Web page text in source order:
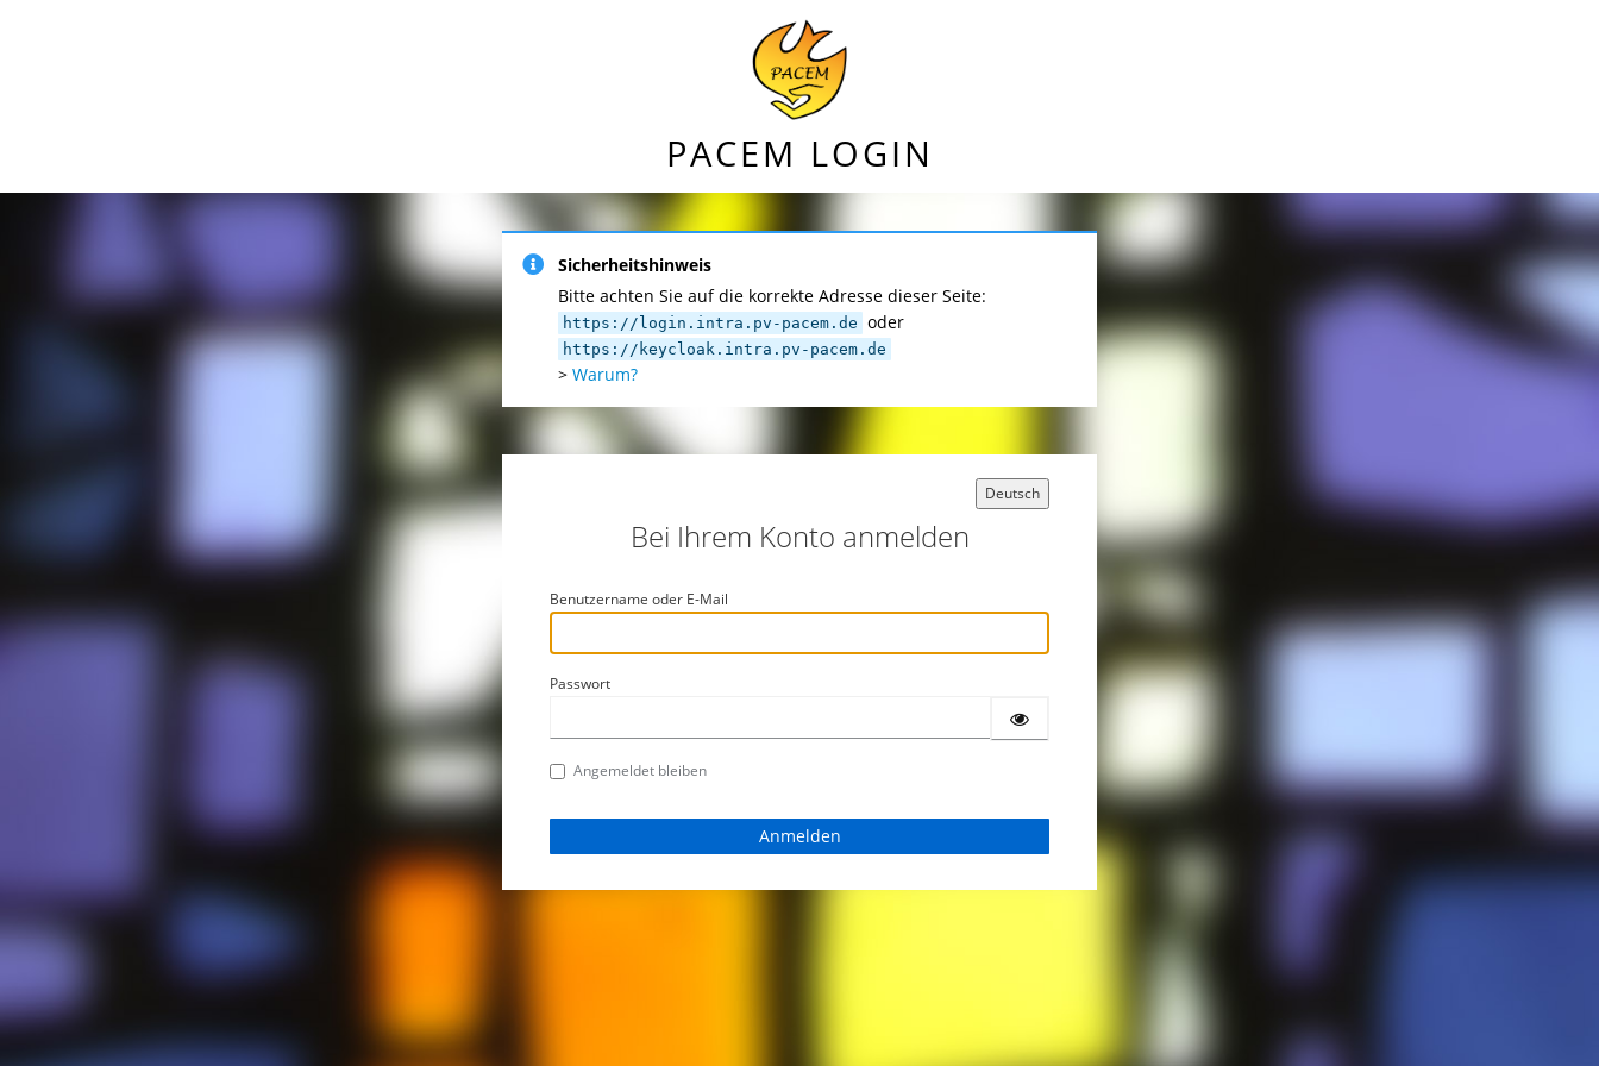
PACEM LOGIN
Sicherheitshinweis
Bitte achten Sie auf die korrekte Adresse dieser Seite:
https://login.intra.pv-pacem.de oder
https://keycloak.intra.pv-pacem.de
>Warum?
Deutsch
Bei Ihrem Konto anmelden
Benutzername oder E-Mail
Passwort
Angemeldet bleiben